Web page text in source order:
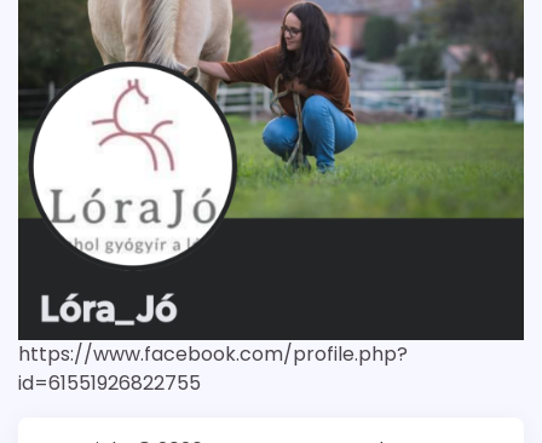
https://www.facebook.com/profile.php?
id=61551926822755